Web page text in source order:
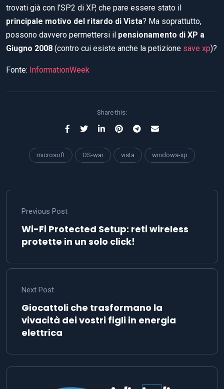
trovati già con l’SP2 di XP, che pare essere stato il
principale motivo del ritardo di Vista? Ma soprattutto,
possono davvero permettersi il pensionamento di XP a
Giugno 2008 (contro cui esiste anche la petizione save xp)?
Fonte: InformationWeek
Share this:
microsoft OS-war vista windows-xp
Previous Post
Wi-Fi Protected Setup: reti wireless
protette in un solo click!
Next Post
Giocattoli che trasformano la
vivacità dei vostri figli in energia
elettrica